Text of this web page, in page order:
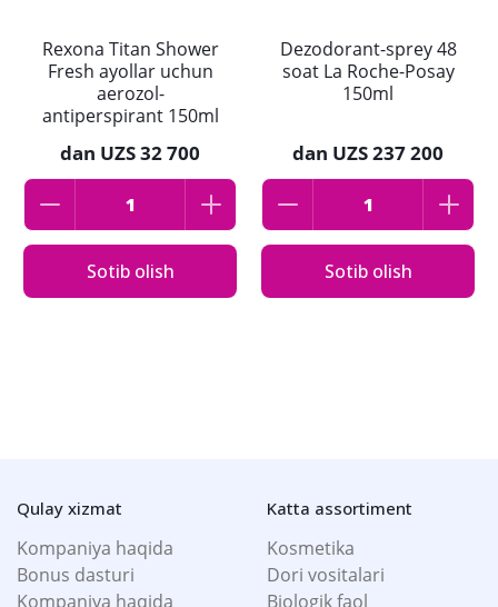
Rexona Titan Shower
Fresh ayollar uchun
aerozol-
antiperspirant 150ml
dan UZS 32 700
Sotib olish
Dezodorant-sprey 48
soat La Roche-Posay
150ml
dan UZS 237 200
Sotib olish
Qulay xizmat
Kompaniya haqida
Bonus dasturi
Kompaniya haqida
Katta assortiment
Kosmetika
Dori vositalari
Biologik faol